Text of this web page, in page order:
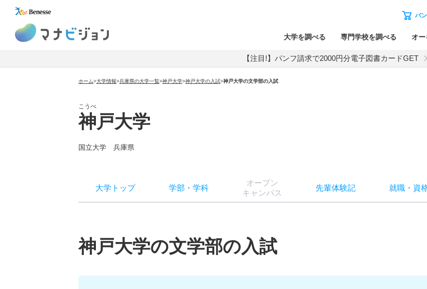
パ
大学を調べる 専門学校を調べる オー
【注目!】パンフ請求で2000円分電子図書カードGET
ホーム>大学情報>兵庫県の大学一覧>神戸大学>神戸大学の入試>神戸大学の文学部の入試
こうべ
神戸大学
国立大学 兵庫県
大学トップ 学部 ・ 学科
オープン
キャンパス
先輩体験記 就職・ 資
神戸大学の文学部の入試